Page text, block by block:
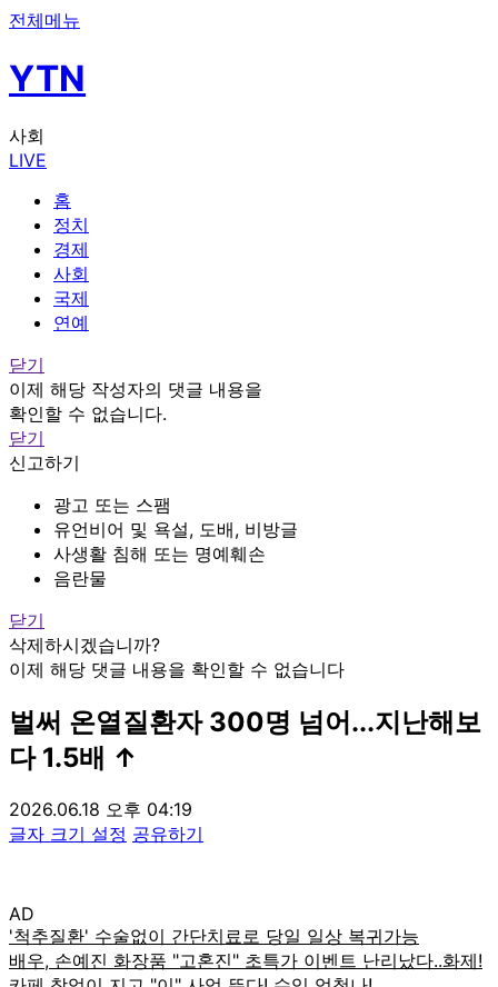
전체메뉴
YTN
사회
LIVE
홈
정치
경제
사회
국제
연예
닫기
이제 해당 작성자의 댓글 내용을
확인할 수 없습니다.
닫기
신고하기
광고 또는 스팸
유언비어 및 욕설, 도배, 비방글
사생활 침해 또는 명예훼손
음란물
닫기
삭제하시겠습니까?
이제 해당 댓글 내용을 확인할 수 없습니다
벌써 온열질환자 300명 넘어...지난해보
다 1.5배 ↑
2026.06.18 오후 04:19
글자 크기 설정 공유하기
AD